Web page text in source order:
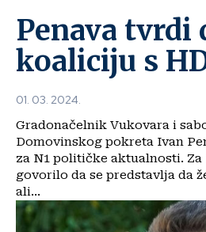
Penava tvrdi
koaliciju s
01. 03. 2024.
Gradonačelnik Vukovara i
Domovinskog pokreta Ivan
za N1 političke aktualnosti. Za Penavu se ovaj tjedan
govorilo da se predstavlja da
ali...